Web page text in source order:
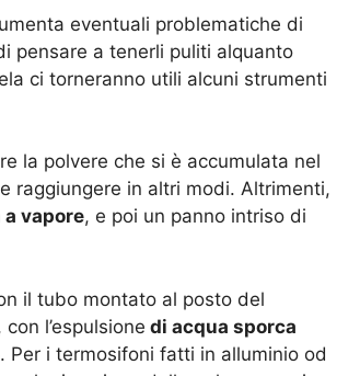
eventuali problematiche di
pensare a tenerli puliti alquanto
ci torneranno utili alcuni strumenti
la polvere che si è accumulata nel
raggiungere in altri modi. Altrimenti,
a vapore, e poi un panno intriso di
il tubo montato al posto del
l’espulsione di acqua sporca
Per i termosifoni fatti in alluminio od